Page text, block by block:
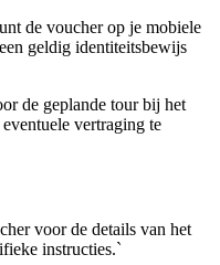
de voucher op je mobiele
geldig identiteitsbewijs
de geplande tour bij het
vertraging te
voor de details van het
instructies.`